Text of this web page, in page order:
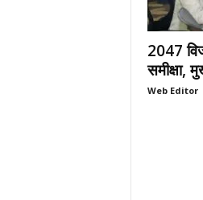
2047
समीक्षा,
Web Editor